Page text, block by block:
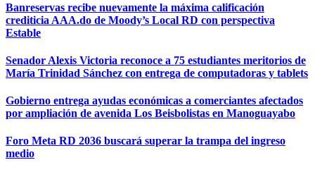
Banreservas recibe nuevamente la máxima calificación
crediticia AAA.do de Moody’s Local RD con perspectiva
Estable
Senador Alexis Victoria reconoce a 75 estudiantes meritorios de
María Trinidad Sánchez con entrega de computadoras y tablets
Gobierno entrega ayudas económicas a comerciantes afectados
por ampliación de avenida Los Beisbolistas en Manoguayabo
Foro Meta RD 2036 buscará superar la trampa del ingreso
medio